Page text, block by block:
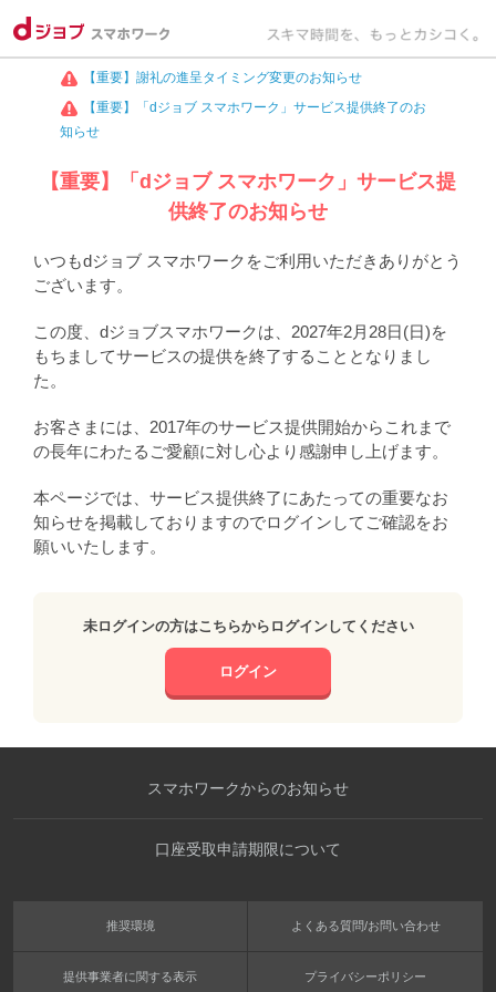
【重要】謝礼の進呈タイミング変更のお知らせ
【重要】「dジョブ スマホワーク」サービス提供終了のお
知らせ
【重要】「dジョブ スマホワーク」サービス提
供終了のお知らせ
いつもdジョブ スマホワークをご利用いただきありがとう
ございます。
この度、dジョブスマホワークは、2027年2月28日(日)を
もちましてサービスの提供を終了することとなりまし
た。
お客さまには、2017年のサービス提供開始からこれまで
の長年にわたるご愛顧に対し心より感謝申し上げます。
本ページでは、サービス提供終了にあたっての重要なお
知らせを掲載しておりますのでログインしてご確認をお
願いいたします。
未ログインの方はこちらからログインしてください
ログイン
スマホワークからのお知らせ
口座受取申請期限について
推奨環境 よくある質問/お問い合わせ
提供事業者に関する表示 プライバシーポリシー